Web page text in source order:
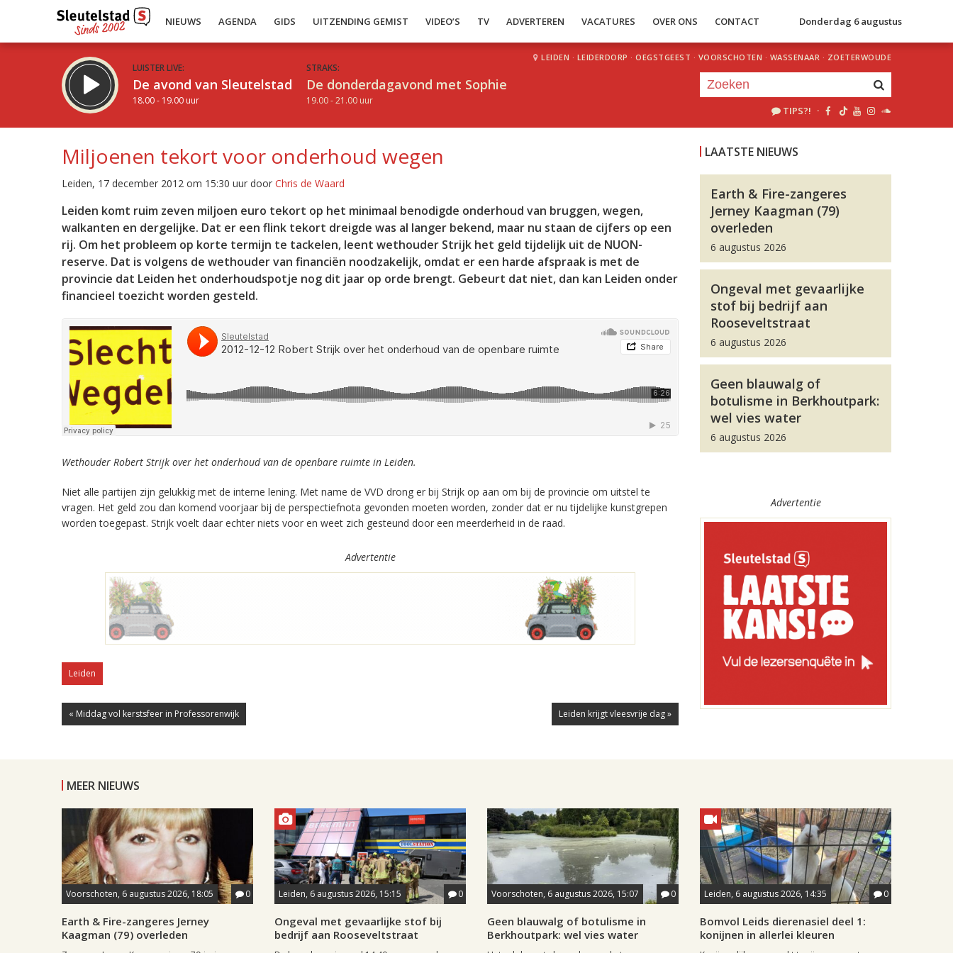
NIEUWS AGENDA GIDS UITZENDING GEMIST VIDEO’S TV ADVERTEREN VACATURES OVER ONS CONTACT Donderdag 6 augustus
LUISTER LIVE:
De avond van Sleutelstad
18.00 - 19.00 uur
STRAKS:
De donderdagavond met Sophie
19.00 - 21.00 uur
LEIDEN · LEIDERDORP · OEGSTGEEST · VOORSCHOTEN · WASSENAAR · ZOETERWOUDE
TIPS?! ·
Inklappen
Miljoenen tekort voor onderhoud wegen
Leiden, 17 december 2012 om 15:30 uur door Chris de Waard
Leiden komt ruim zeven miljoen euro tekort op het minimaal benodigde onderhoud van bruggen, wegen,
walkanten en dergelijke. Dat er een flink tekort dreigde was al langer bekend, maar nu staan de cijfers op een
rij. Om het probleem op korte termijn te tackelen, leent wethouder Strijk het geld tijdelijk uit de NUON-
reserve. Dat is volgens de wethouder van financiën noodzakelijk, omdat er een harde afspraak is met de
provincie dat Leiden het onderhoudspotje nog dit jaar op orde brengt. Gebeurt dat niet, dan kan Leiden onder
financieel toezicht worden gesteld.
Wethouder Robert Strijk over het onderhoud van de openbare ruimte in Leiden.
Niet alle partijen zijn gelukkig met de interne lening. Met name de VVD drong er bij Strijk op aan om bij de provincie om uitstel te
vragen. Het geld zou dan komend voorjaar bij de perspectiefnota gevonden moeten worden, zonder dat er nu tijdelijke kunstgrepen
worden toegepast. Strijk voelt daar echter niets voor en weet zich gesteund door een meerderheid in de raad.
Advertentie
Leiden
« Middag vol kerstsfeer in Professorenwijk Leiden krijgt vleesvrije dag »
LAATSTE NIEUWS
Earth & Fire-zangeres
Jerney Kaagman (79)
overleden
6 augustus 2026
Ongeval met gevaarlijke
stof bij bedrijf aan
Rooseveltstraat
6 augustus 2026
Geen blauwalg of
botulisme in Berkhoutpark:
wel vies water
6 augustus 2026
Advertentie
MEER NIEUWS
Voorschoten, 6 augustus 2026, 18:05 0
Earth & Fire-zangeres Jerney
Kaagman (79) overleden
Leiden, 6 augustus 2026, 15:15 0
Ongeval met gevaarlijke stof bij
bedrijf aan Rooseveltstraat
Voorschoten, 6 augustus 2026, 15:07 0
Geen blauwalg of botulisme in
Berkhoutpark: wel vies water
Leiden, 6 augustus 2026, 14:35 0
Bomvol Leids dierenasiel deel 1:
konijnen in allerlei kleuren